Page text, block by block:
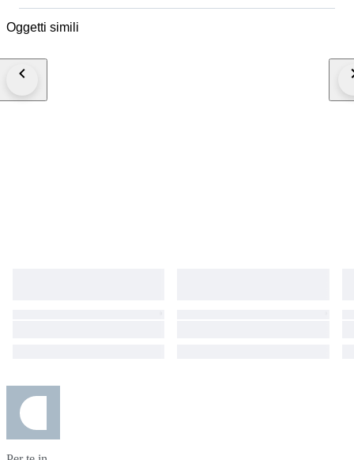
ed elegante. La combinazione di materiali e geometrie dà vita a un
contemporaneo, senza rinunciare all’unicità dell’artigianato. Ogni paio è
taglio brillante Onice naturale Realizzati a mano nel mio laboratorio a
Oggetti simili